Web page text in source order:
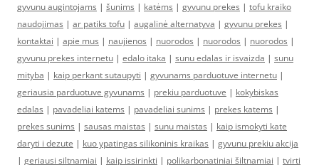
gyvunu augintojams | šunims | katėms | gyvunu prekes | tofu kraiko
naudojimas | ar patiks tofu | augalinė alternatyva | gyvunu prekes |
kontaktai | apie mus | naujienos | nuorodos | nuorodos | nuorodos |
gyvunu prekes internetu | edalo itaka | sunu edalas ir isvaizda | sunu
mityba | kaip perkant sutaupyti | gyvunams parduotuve internetu |
geriausia parduotuve gyvunams | prekiu parduotuve | kokybiskas
edalas | pavadeliai katems | pavadeliai sunims | prekes katems |
prekes sunims | sausas maistas | sunu maistas | kaip ismokyti kate
daryti i dezute | kuo ypatingas silikoninis kraikas | gyvunu prekiu akcija
| geriausi siltnamiai | kaip issirinkti | polikarbonatiniai šiltnamiai | tvirti